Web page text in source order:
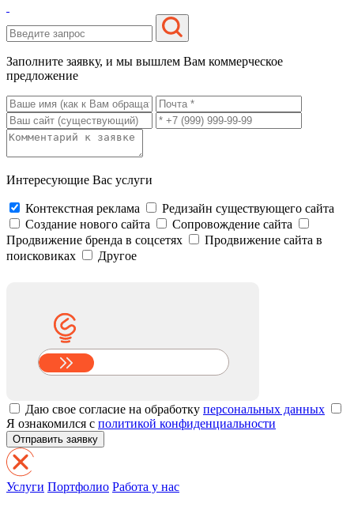
Заполните заявку, и мы вышлем Вам коммерческое
предложение
Интересующие Вас услуги
Контекстная реклама
Редизайн существующего сайта
Создание нового сайта
Сопровождение сайта
Продвижение бренда в соцсетях
Продвижение сайта в
поисковиках
Другое
Даю свое согласие на обработку персональных данных
Я ознакомился с политикой конфиденциальности
Отправить заявку
Услуги Портфолио Работа у нас